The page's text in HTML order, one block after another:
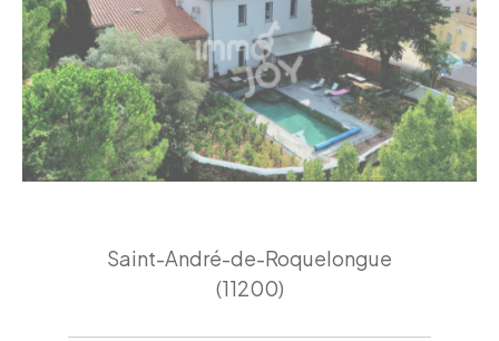
Saint-André-de-Roquelongue
(11200)